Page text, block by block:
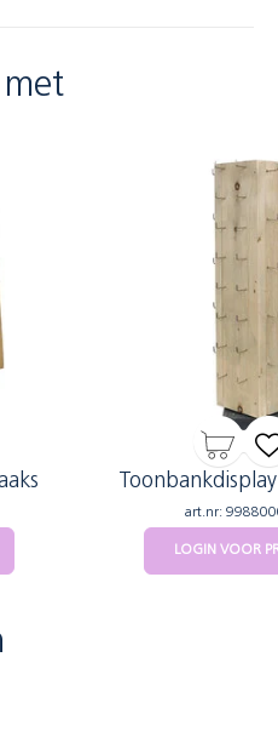
art.nr:
LOGIN VOOR